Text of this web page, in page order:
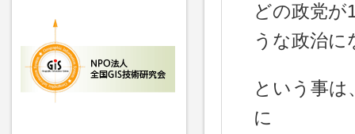
どの政党が
うな政治に
という事は
に